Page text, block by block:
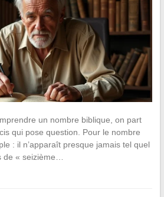
un nombre biblique, on part
qui pose question. Pour le nombre
: il n’apparaît presque jamais tel quel
de « seizième…